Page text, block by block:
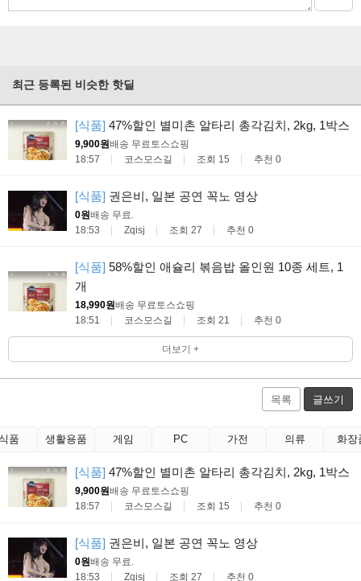
최근 등록된 비슷한 핫딜
[식품] 47%할인 별미촌 알타리 총각김치, 2kg, 1박스
9,900원배송 무료 토스쇼핑
18:57
코스모스길 조회 15 추천 0
[식품] 권은비, 일본 공연 꼭노 영상
0원배송 무료
18:53
Zqisj 조회 27 추천 0
[식품] 58%할인 애슐리 볶음밥 올인원 10종 세트, 1
개
18,990원배송 무료 토스쇼핑
18:51
코스모스길 조회 21 추천 0
더보기 +
목록 글쓰기
품 생활용품 게임 PC 가전 의류 화장
[식품] 47%할인 별미촌 알타리 총각김치, 2kg, 1박스
9,900원배송 무료 토스쇼핑
18:57
코스모스길 조회 15 추천 0
[식품] 권은비, 일본 공연 꼭노 영상
0원배송 무료
18:53
Zqisj 조회 27 추천 0